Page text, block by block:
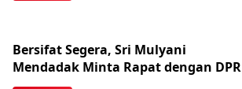
Bersifat Segera, Sri Mulyani
Mendadak Minta Rapat dengan DPR